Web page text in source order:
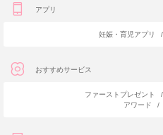
アプリ
妊娠・育児アプリ /
おすすめサービス
ファーストプレゼント /
アワード
/